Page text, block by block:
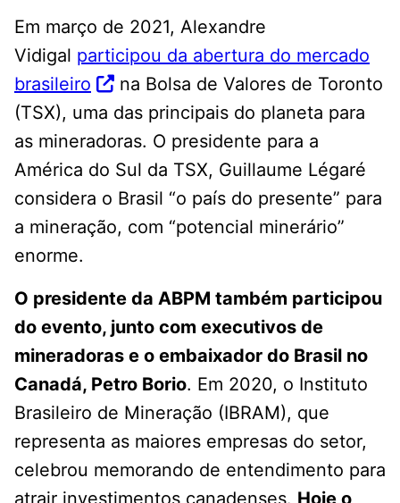
Em março de 2021, Alexandre
Vidigal participou da abertura do mercado
brasileiro
na Bolsa de Valores de Toronto
(TSX), uma das principais do planeta para
as mineradoras. O presidente para a
América do Sul da TSX, Guillaume Légaré
considera o Brasil “o país do presente” para
a mineração, com “potencial minerário”
enorme.
O presidente da ABPM também participou
do evento, junto com executivos de
mineradoras e o embaixador do Brasil no
Canadá, Petro Borio. Em 2020, o Instituto
Brasileiro de Mineração (IBRAM), que
representa as maiores empresas do setor,
celebrou memorando de entendimento para
atrair investimentos canadenses. Hoje o